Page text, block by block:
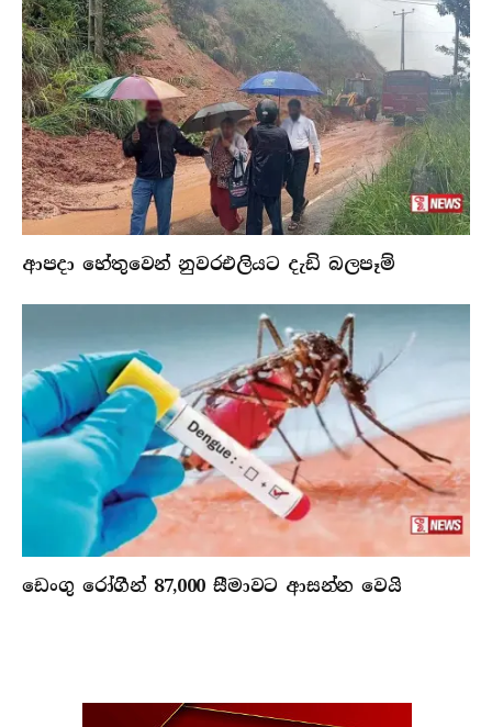
ආපදා හේතුවෙන් නුවරඑලියට දැඩි බලපෑම්
ඩෙංගු රෝගීන් 87,000 සීමාවට ආසන්න වෙයි